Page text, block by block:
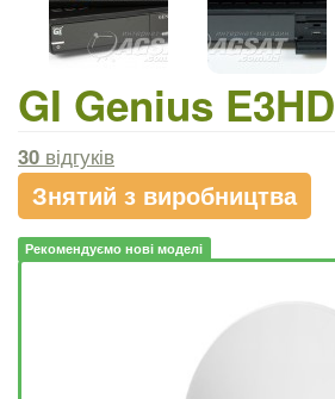
GI Genius E3HD
30 відгуків
Знятий з виробництва
Рекомендуємо нові моделі